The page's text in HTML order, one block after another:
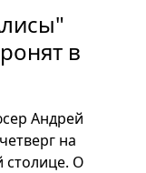
в
Андрей
на
столице. О